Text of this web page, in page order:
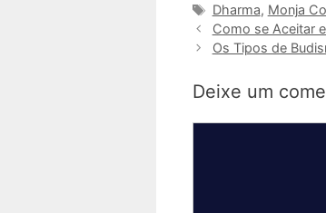
Tags
Dharma, Monja
Como se Aceitar
Os Tipos de
Deixe um